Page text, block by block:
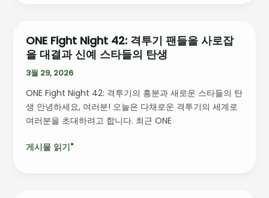
아
마
폴
라
여
성
소
죽
ONE Fight Night 42: 격투기 팬들을 사로잡
을 대결과 신예 스타들의 탄생
3월 29, 2026
ONE Fight Night 42: 격투기의 흥분과 새로운 스타들의 탄
생 안녕하세요, 여러분! 오늘은 다채로운 격투기의 세계로
여러분을 초대하려고 합니다. 최근 ONE
ONE
Fight
Night
42:
격
투
기
들
게시물 읽기"